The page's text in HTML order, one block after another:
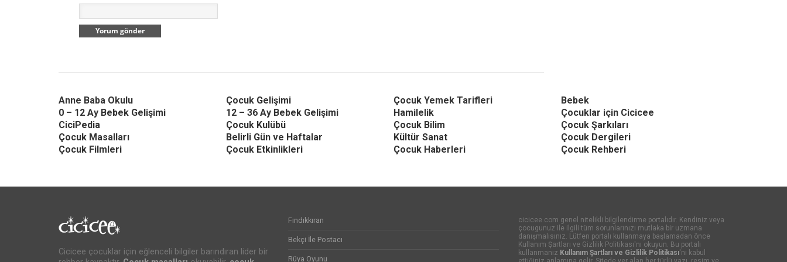
Anne Baba Okulu Çocuk Gelişimi Çocuk Yemek Tarifleri
Bebek
0 – 12 Ay Bebek Gelişimi
12 – 36 Ay Bebek Gelişimi Hamilelik
Çocuklar için Cicicee
CiciPedia
Çocuk Kulübü Çocuk Bilim
Çocuk Şarkıları
Çocuk Masalları
Belirli Gün ve Haftalar Kültür Sanat
Çocuk Dergileri
Çocuk Filmleri
Çocuk Etkinlikleri Çocuk Haberleri Çocuk Rehberi
Cicicee çocuklar için eğlenceli bilgiler barındıran lider bir
Fındıkkıran
Bekçi İle Postacı
Rüya Oyunu
cicicee.com genel nitelikli bilgilendirme portalıdır. Kendiniz veya
çocugunuz ile ilgili tüm sorunlarınızı mutlaka bir uzmana
danışmalısınız. Lütfen portalı kullanmaya başlamadan önce
Kullanım Şartları ve Gizlilik Politikası'nı okuyun. Bu portalı
kullanmanız Kullanım Şartları ve Gizlilik Politikası'nı kabul